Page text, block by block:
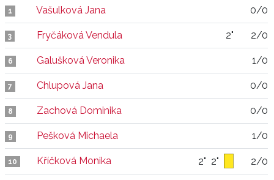
1 Vašulková Jana 0/0
3 Fryčáková Vendula 2" 2/0
6 Galušková Veronika 1/0
7 Chlupová Jana 0/0
8 Zachová Dominika 0/0
9 Pešková Michaela 1/0
10 Kříčková Monika 2" 2" 2/0